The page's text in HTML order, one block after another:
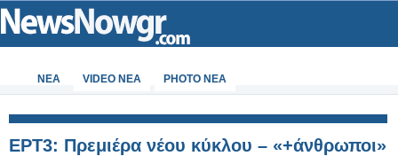
ΝΕΑ VIDEO NEA PHOTO NEA
ΕΡΤ3: Πρεμιέρα νέου κύκλου – «+άνθρωποι»